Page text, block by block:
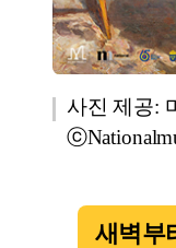
사진 제공:
새벽부